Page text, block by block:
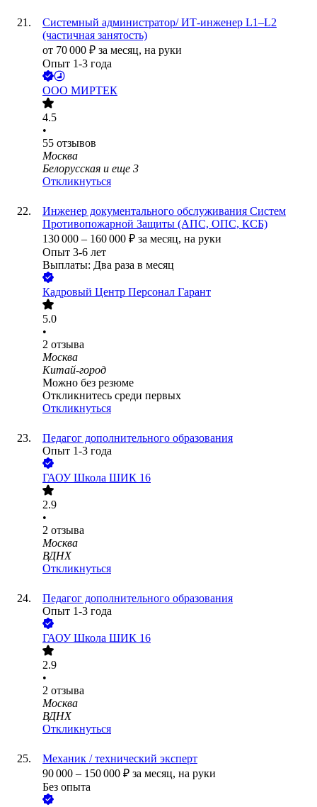
Системный администратор/ ИТ‑инженер L1–L2
(частичная занятость)
от 70 000 ₽ за месяц, на руки
Опыт 1-3 года
ООО МИРТЕК
4.5
•
55 отзывов
Москва
Белорусская и еще 3
Откликнуться
Инженер документального обслуживания Систем
Противопожарной Защиты (АПС, ОПС, КСБ)
130 000 – 160 000 ₽ за месяц, на руки
Опыт 3-6 лет
Выплаты: Два раза в месяц
Кадровый Центр Персонал Гарант
5.0
•
2 отзыва
Москва
Китай-город
Можно без резюме
Откликнитесь среди первых
Откликнуться
Педагог дополнительного образования
Опыт 1-3 года
ГАОУ Школа ШИК 16
2.9
•
2 отзыва
Москва
ВДНХ
Откликнуться
Педагог дополнительного образования
Опыт 1-3 года
ГАОУ Школа ШИК 16
2.9
•
2 отзыва
Москва
ВДНХ
Откликнуться
Механик / технический эксперт
90 000 – 150 000 ₽ за месяц, на руки
Без опыта